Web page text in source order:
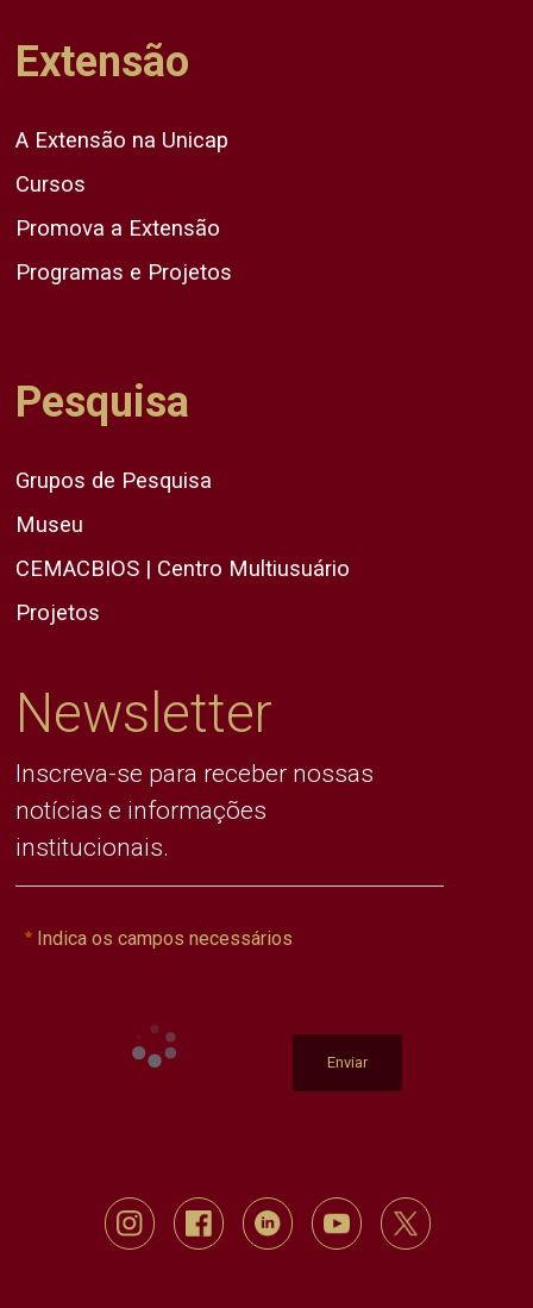
Extensão
A Extensão na Unicap
Cursos
Promova a Extensão
Programas e Projetos
Pesquisa
Grupos de Pesquisa
Museu
CEMACBIOS | Centro Multiusuário
Projetos
Newsletter
Inscreva-se para receber nossas
notícias e informações
institucionais.
Indica os campos necessários
Enviar